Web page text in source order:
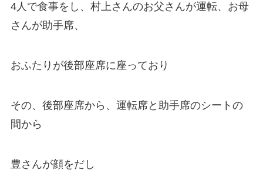
4人で食事をし、村上さんのお父さんが運転、お母
さんが助手席、
おふたりが後部座席に座っており
その、後部座席から、運転席と助手席のシートの
間から
豊さんが顔をだし